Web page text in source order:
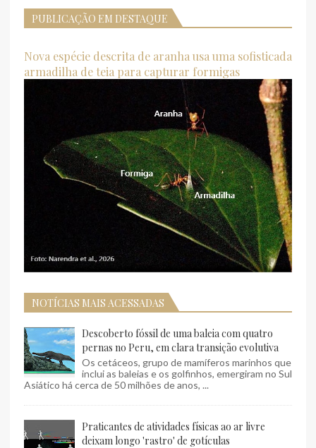
PUBLICAÇÃO EM DESTAQUE
Nova espécie descrita de aranha usa uma sofisticada
armadilha de teia para capturar formigas
NOTÍCIAS MAIS ACESSADAS
Descoberto fóssil de uma baleia com quatro
pernas no Peru, em clara transição evolutiva
Os cetáceos, grupo de mamíferos marinhos que
inclui as baleias e os golfinhos, emergiram no Sul
Asiático há cerca de 50 milhões de anos, ...
Praticantes de atividades físicas ao ar livre
deixam longo 'rastro' de gotículas